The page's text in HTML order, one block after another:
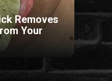
Removes
Your